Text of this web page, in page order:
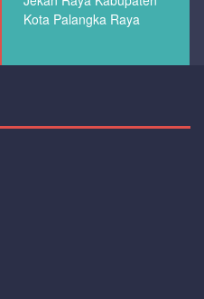
Kota Palangka Raya